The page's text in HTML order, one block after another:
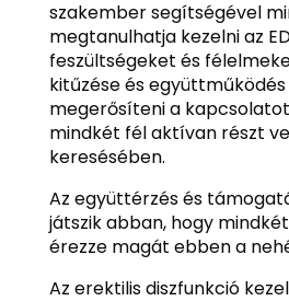
szakember segítségével
megtanulhatja kezelni az
feszültségeket és
kitűzése és
megerősíteni a
mindkét fél aktívan részt
keresésében.
Az együttérzés és
játszik abban, hogy
érezze magát ebben a
Az erektilis diszfunkció